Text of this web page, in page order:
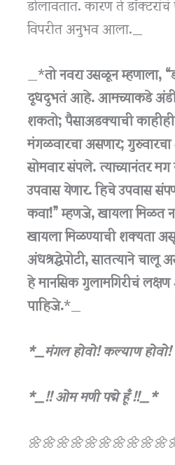
विपरीत अनुभव आला._
_*तो नवरा उसळून म्हणाला,
दूधदुभतं आहे. आमच्याकडे
शकतो; पैसाअडक्याची
मंगळवारचा असणार;
सोमवार संपले. त्याच्यानंतर
उपवास येणार. हिचे उपवास
कवा!” म्हणजे, खायला
खायला मिळण्याची शक्यता
अंधश्रद्धेपोटी, सातत्याने
हे मानसिक गुलामगिरीचं
पाहिजे.*_
*_मंगल होवो! कल्याण
*_!! ओम मणी पद्मे हूँ !!_*